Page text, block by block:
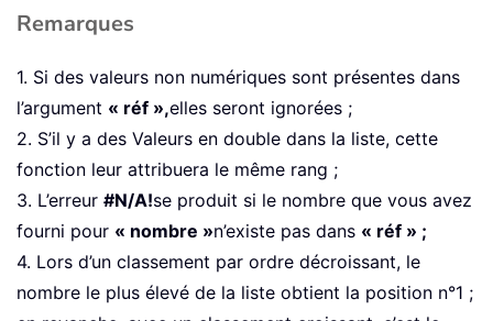
Remarques
1. Si des valeurs non numériques sont présentes dans
l’argument « réf »,elles seront ignorées ;
2. S’il y a des Valeurs en double dans la liste, cette
fonction leur attribuera le même rang ;
3. L’erreur #N/A!se produit si le nombre que vous avez
fourni pour « nombre »n’existe pas dans « réf » ;
4. Lors d’un classement par ordre décroissant, le
nombre le plus élevé de la liste obtient la position n°1 ;